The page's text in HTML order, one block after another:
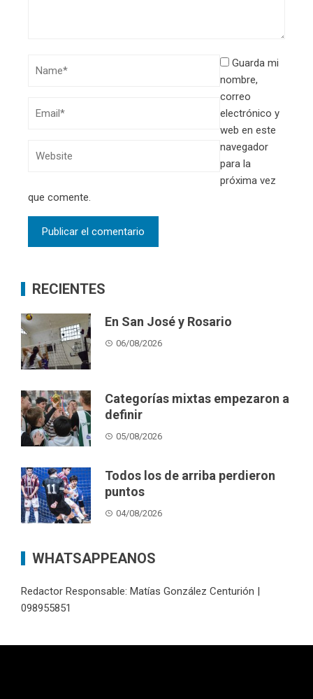
Guarda mi
nombre,
correo
electrónico y
web en este
navegador
para la
próxima vez
que comente.
RECIENTES
En San José y Rosario
06/08/2026
Categorías mixtas empezaron a
definir
05/08/2026
Todos los de arriba perdieron
puntos
04/08/2026
WHATSAPPEANOS
Redactor Responsable: Matías González Centurión |
098955851